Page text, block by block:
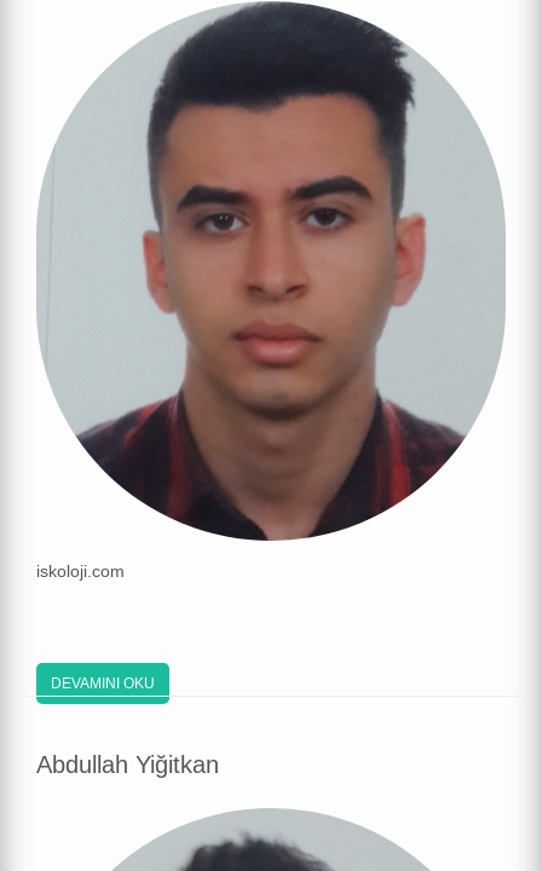
iskoloji.com
DEVAMINI OKU
Abdullah Yiğitkan